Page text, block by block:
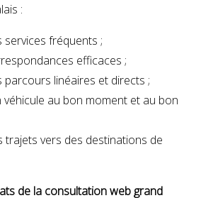
:
services fréquents ;
efficaces ;
parcours linéaires et directs ;
véhicule au bon moment et au bon
trajets vers des destinations de
de la consultation web grand